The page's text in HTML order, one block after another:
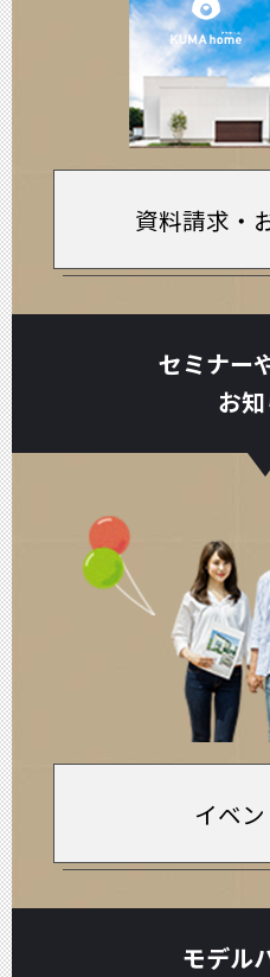
資料請求・
セミナー
お
イベ
モデル